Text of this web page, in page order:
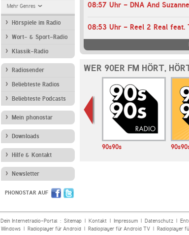
Mehr Genres
Hörspiele im Radio
Wort- & Sport-Radio
Klassik-Radio
Radiosender
Beliebteste Radios
Beliebteste Podcasts
Mein phonostar
Downloads
Hilfe & Kontakt
Newsletter
PHONOSTAR AUF
08:57 Uhr - DNA And
WER 90ER FM HÖRT,
NDR 1 Niedersachsen 90s90s
Dein Internetradio-Portal : Sitemap| Kontakt| Impressum| Datenschutz|
Windows| Radioplayer für Android| Radioplayer für Android TV| Radioplayer